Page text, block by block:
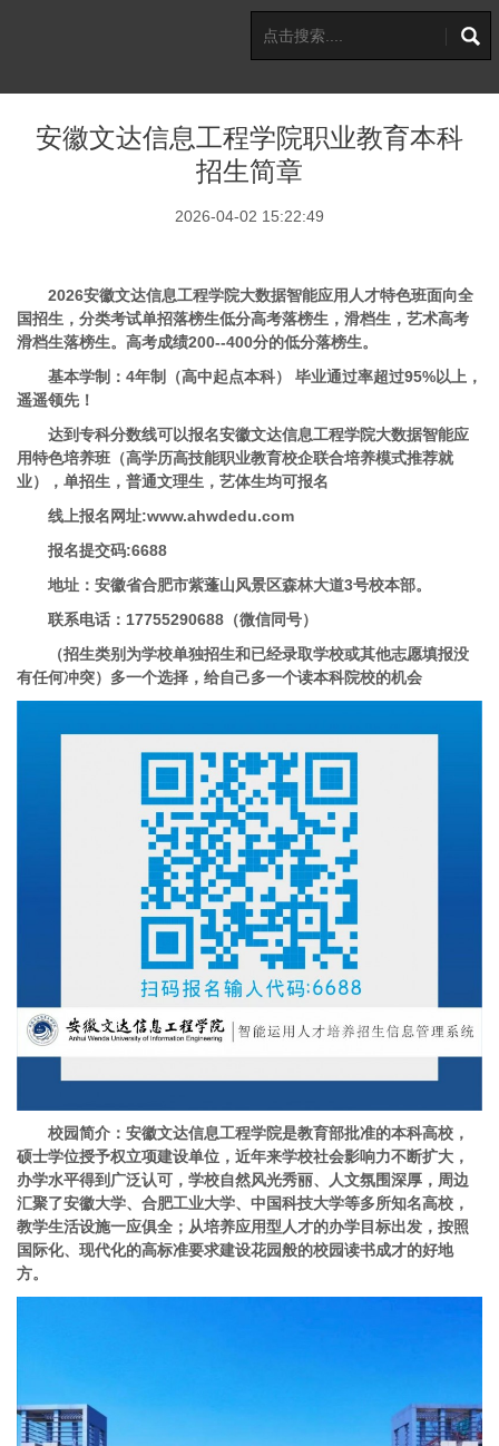
安徽文达信息工程学院职业教育本科
招生简章
2026-04-02 15:22:49
2026安徽文达信息工程学院大数据智能应用人才特色班面向全
国招生，分类考试单招落榜生低分高考落榜生，滑档生，艺术高考
滑档生落榜生。高考成绩200--400分的低分落榜生。
基本学制：4年制（高中起点本科） 毕业通过率超过95%以上，
遥遥领先！
达到专科分数线可以报名安徽文达信息工程学院大数据智能应
用特色培养班（高学历高技能职业教育校企联合培养模式推荐就
业），单招生，普通文理生，艺体生均可报名
线上报名网址:www.ahwdedu.com
报名提交码:6688
地址：安徽省合肥市紫蓬山风景区森林大道3号校本部。
联系电话：17755290688（微信同号）
（招生类别为学校单独招生和已经录取学校或其他志愿填报没
有任何冲突）多一个选择，给自己多一个读本科院校的机会
校园简介 ： 安徽文达信息工程学院是教育部批准的本科高校，
硕士学位授予权立项建设单位，近年来学校社会影响力不断扩大，
办学水平得到广泛认可，学校自然风光秀丽、人文氛围深厚，周边
汇聚了安徽大学、合肥工业大学、中国科技大学等多所知名高校，
教学生活设施一应俱全；从培养应用型人才的办学目标出发，按照
国际化、现代化的高标准要求建设花园般的校园读书成才的好地
方。